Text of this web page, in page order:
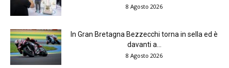
8 Agosto 2026
In Gran Bretagna Bezzecchi torna in sella ed è
davanti a...
8 Agosto 2026